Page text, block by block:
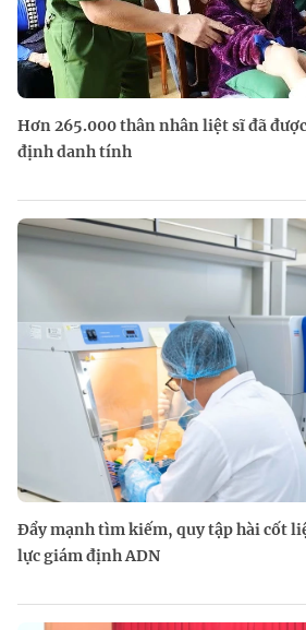
Hơn 265.000 thân nhân liệt sĩ đã
định danh tính
Đẩy mạnh tìm kiếm, quy tập hài cốt
lực giám định ADN